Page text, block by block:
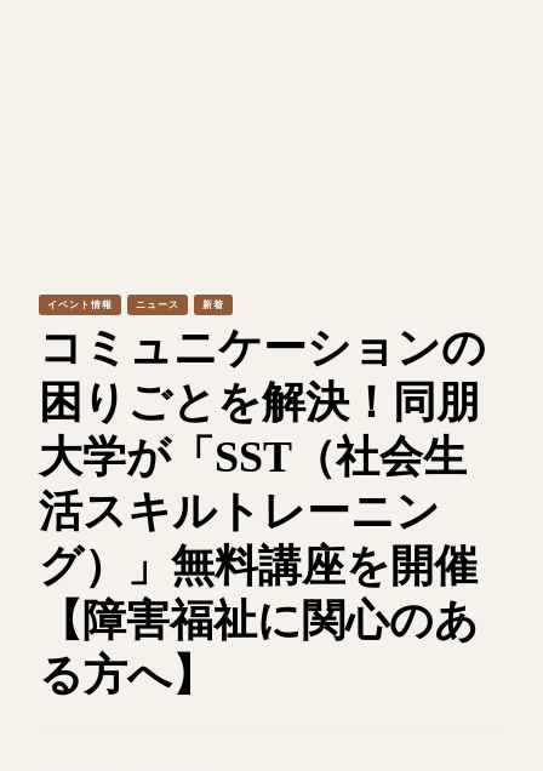
イベント情報 ニュース 新着
コミュニケーションの
困りごとを解決！同朋
大学が「SST（社会生
活スキルトレーニン
グ）」無料講座を開催
【障害福祉に関心のあ
る方へ】